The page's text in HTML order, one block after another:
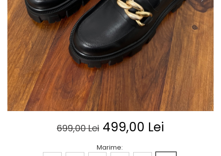
Posete
Rucsac
Plic
Saculet
Borsete
Mov
Visiniu
Maro
Albastru
699,00 Lei 499,00 Lei
Marime: